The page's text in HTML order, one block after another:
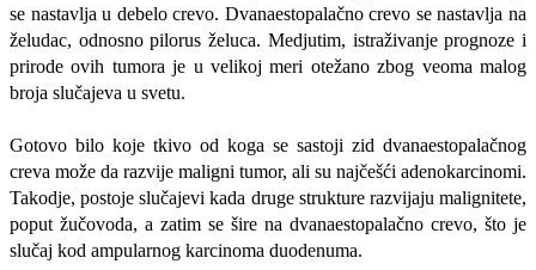
se nastavlja u debelo crevo. Dvanaestopalačno crevo se nastavlja na
želudac, odnosno pilorus želuca. Medjutim, istraživanje prognoze i
prirode ovih tumora je u velikoj meri otežano zbog veoma malog
broja slučajeva u svetu.
Gotovo bilo koje tkivo od koga se sastoji zid dvanaestopalačnog
creva može da razvije maligni tumor, ali su najčešći adenokarcinomi.
Takodje, postoje slučajevi kada druge strukture razvijaju malignitete,
poput žučovoda, a zatim se šire na dvanaestopalačno crevo, što je
slučaj kod ampularnog karcinoma duodenuma.